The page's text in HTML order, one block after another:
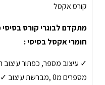
קורס אקסל
מתקדם לבוגרי קורס בסיסי
חומרי אקסל בסיסי :
✓ עיצוב מספר, כפתור עיצוב
מספרים מ0 ,מברשת